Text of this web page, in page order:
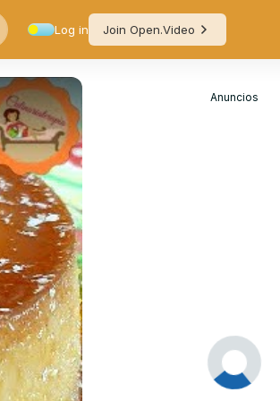
Log in Join Open.Video
Anuncios